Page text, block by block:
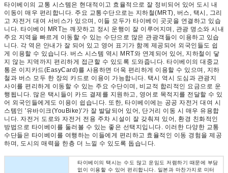
타이베이의 교통 시스템은 현대적이고 효율적으로 잘 정비되어 있어 도시 내
이동이 매우 편리합니다. 주요 교통수단으로는 지하철(MRT), 버스, 택시, 그리
고 자전거 대여 서비스가 있으며, 이들 모두가 타이베이 곳곳을 연결하고 있습
니다. 타이베이 MRT는 깨끗하고 정시 운행이 잘 이루어지며, 관광 명소와 시내
주요 지역을 빠르게 이동할 수 있는 수단으로 많은 관광객들이 이용하고 있습
니다. 각 역은 안내가 잘 되어 있고 영어 표기가 함께 제공되어 외국인들도 쉽
게 이용할 수 있습니다. 버스 시스템 역시 MRT와 연계되어 있어, 지하철이 닿
지 않는 지역까지 편리하게 접근할 수 있도록 도와줍니다. 타이베이의 대중교
통은 이지카드(EasyCard)를 사용하면 더욱 편리하게 이용할 수 있으며, 지하
철과 버스 모두 한 장의 카드로 이용이 가능합니다. 택시 역시 도심과 관광지
사이를 편리하게 이동할 수 있는 주요 수단이며, 비교적 합리적인 요금으로 운
행됩니다. 많은 택시들이 카드 결제를 지원하고, 영어로 목적지를 전달할 수 있
어 외국인들에게도 이용이 쉽습니다. 또한, 타이베이에는 공공 자전거 대여 시
스템인 '유바이크(YouBike)'가 잘 발달되어 있어, 단거리 이동 시 매우 유용합
니다. 자전거 도로와 자전거 전용 주차 시설이 잘 갖춰져 있어, 환경 친화적인
방법으로 타이베이를 둘러볼 수 있는 좋은 선택지입니다. 이러한 다양한 교통
수단들은 타이베이를 여행하는 이들에게 편리하고 효율적인 이동 경험을 제공
하며, 도시의 매력을 한층 더 느낄 수 있도록 돕습니다.
타이베이의 택시는 수도 많고 운임도 저렴하기 때문에 부담
없이 이용할 수 있어 편리합니다. 일본과 마찬가지로 미터